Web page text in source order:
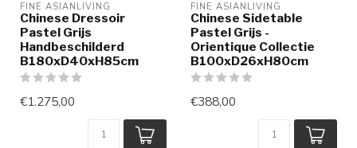
FINE ASIANLIVING
Chinese Dressoir
Pastel Grijs
Handbeschilderd
B180xD40xH85cm
€1.275,00
FINE ASIANLIVING
Chinese Sidetable
Pastel Grijs -
Orientique Collectie
B100xD26xH80cm
€388,00